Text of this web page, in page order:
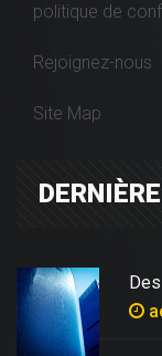
politique de
Rejoignez-nous
Site Map